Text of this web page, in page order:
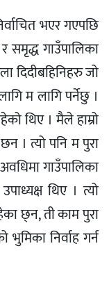
भएर गएपछि
समृद्ध गाउँपालिका
दिदीबहिनिहरु जो
म लागि पर्नेछु ।
थिए । मैले हाम्रो
। त्यो पनि म पुरा
गाउँपालिका
थिए । त्यो
छ्न, ती काम पुरा
निर्वाह गर्न